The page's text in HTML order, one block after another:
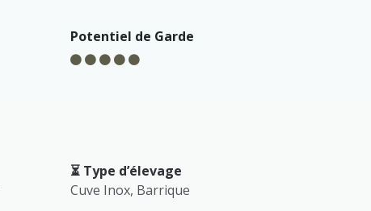
Potentiel de Garde
⏳️ Type d’élevage
Cuve Inox, Barrique